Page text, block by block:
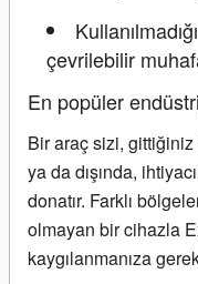
çevrilebilir
En popüler
Bir araç sizi, gittiğiniz
ya da dışında,
donatır. Farklı
olmayan bir cihazla
kaygılanmanıza